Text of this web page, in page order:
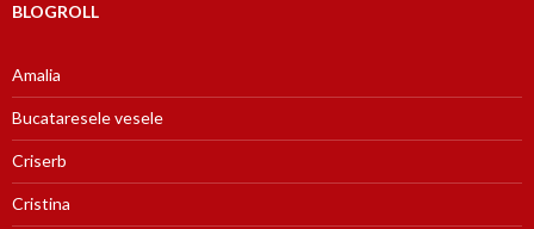
BLOGROLL
Amalia
Bucataresele vesele
Criserb
Cristina